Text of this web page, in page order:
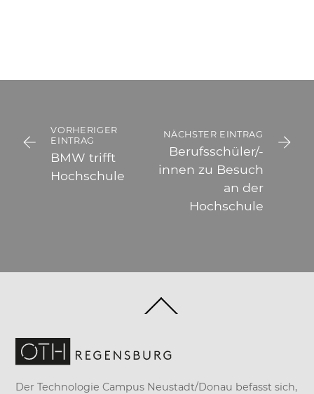
VORHERIGER
EINTRAG
BMW trifft
Hochschule
NÄCHSTER EINTRAG
Berufsschüler/-
innen zu Besuch
an der
Hochschule
To
Der Technologie Campus Neustadt/Donau befasst sich,